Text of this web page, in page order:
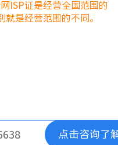
ISP证是经营全国范围的
就是经营范围的不同。
点击咨询了